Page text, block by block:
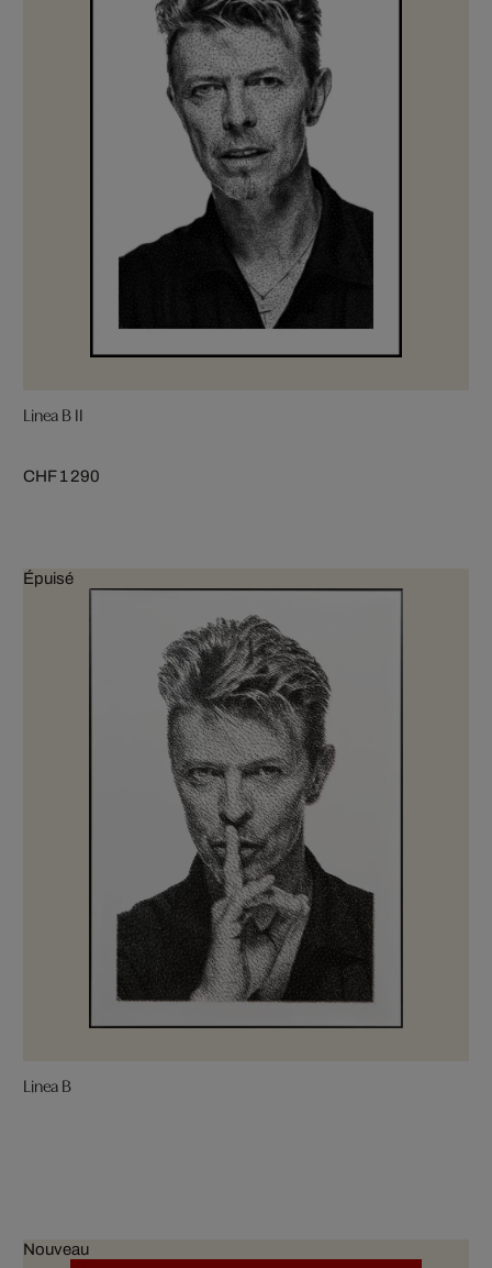
Linea B II
CHF 1 290
Épuisé
Linea B
Nouveau